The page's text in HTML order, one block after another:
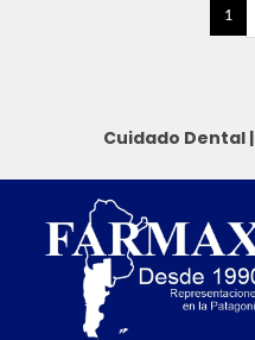
1
Cuidado Dental|